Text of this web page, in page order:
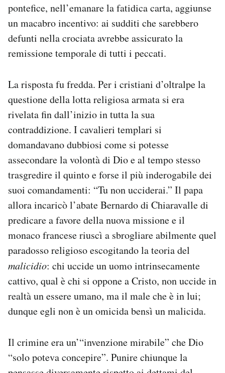
pontefice, nell’emanare la fatidica carta, aggiunse
un macabro incentivo: ai sudditi che sarebbero
defunti nella crociata avrebbe assicurato la
remissione temporale di tutti i peccati.
La risposta fu fredda. Per i cristiani d’oltralpe la
questione della lotta religiosa armata si era
rivelata fin dall’inizio in tutta la sua
contraddizione. I cavalieri templari si
domandavano dubbiosi come si potesse
assecondare la volontà di Dio e al tempo stesso
trasgredire il quinto e forse il più inderogabile dei
suoi comandamenti: “Tu non ucciderai.” Il papa
allora incaricò l’abate Bernardo di Chiaravalle di
predicare a favore della nuova missione e il
monaco francese riuscì a sbrogliare abilmente quel
paradosso religioso escogitando la teoria del
malicidio: chi uccide un uomo intrinsecamente
cattivo, qual è chi si oppone a Cristo, non uccide in
realtà un essere umano, ma il male che è in lui;
dunque egli non è un omicida bensì un malicida.
Il crimine era un’“invenzione mirabile” che Dio
“solo poteva concepire”. Punire chiunque la